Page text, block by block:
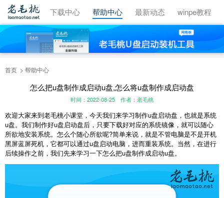
视频教程 下载中心 帮助中心 最新动态 winpe教程
首页 帮助中心
怎么把u盘制作成启动u盘,怎么将u盘制作成启动盘
时间：2022-08-25 作者：老毛桃
欢迎大家来到老毛桃小课堂，今天我们来学习制作u盘启动盘，也就是系统
u盘。我们制作好u盘启动盘后，只要下载好对应的系统镜像，就可以随心
所欲地安装系统。怎么个随心所欲呢?简单来说，就是不管电脑是不是开机
黑屏蓝屏死机，它都可以通过u盘启动电脑，进而重装系统。当然，在进行
后续操作之前，我们先来学习一下怎么把u盘制作成启动u盘。